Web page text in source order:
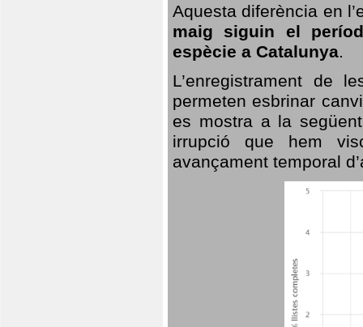
Aquesta diferència en
maig siguin el
espècie a Catalunya.
L’enregistrament de
permeten esbrinar
es mostra a la
irrupció que hem
avançament temporal